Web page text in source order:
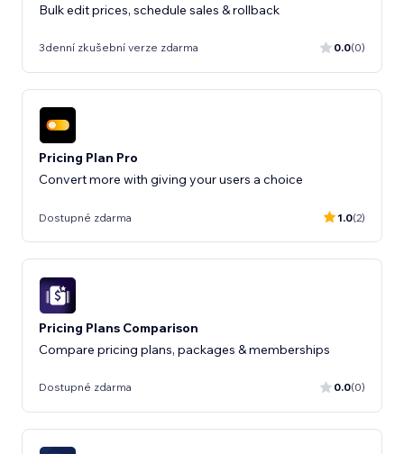
Bulk edit prices, schedule sales & rollback
3denní zkušební verze zdarma 0.0(0)
Pricing Plan Pro
Convert more with giving your users a choice
Dostupné zdarma 1.0(2)
Pricing Plans Comparison
Compare pricing plans, packages & memberships
Dostupné zdarma 0.0(0)